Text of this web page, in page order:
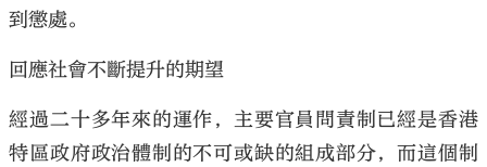
到懲處。
回應社會不斷提升的期望
經過二十多年來的運作，主要官員問責制已經是香港
特區政府政治體制的不可或缺的組成部分，而這個制